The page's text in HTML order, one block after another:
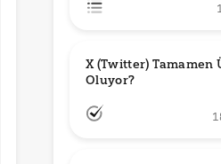
X (Twitter) Tamamen
Oluyor?